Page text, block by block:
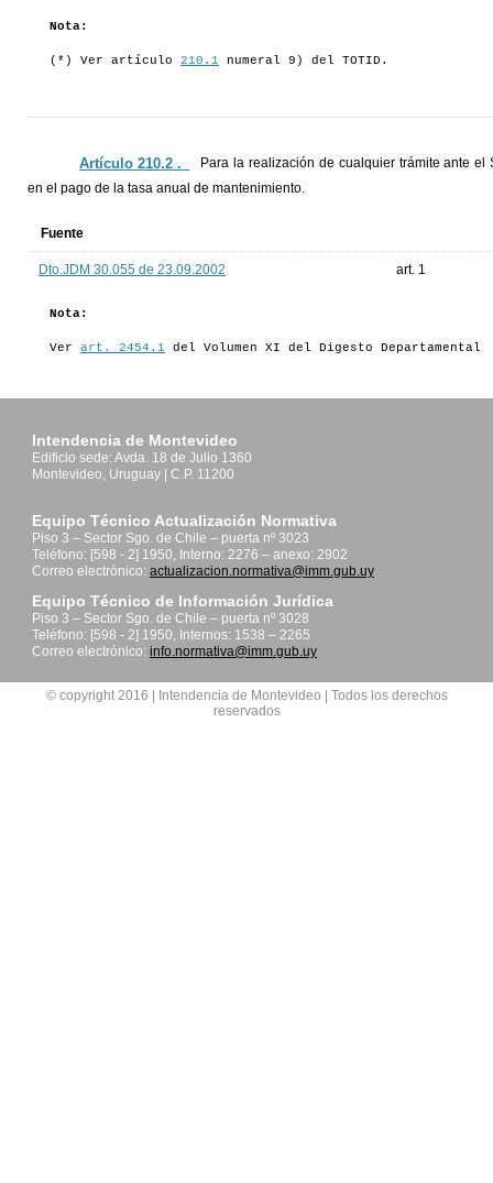
Nota:
(*) Ver artículo 210.1 numeral 9) del TOTID.
Artículo 210.2 ._
Para la realización de cualquier trámite ante
en el pago de la tasa anual de mantenimiento.
Fuente
Dto.JDM 30.055 de 23.09.2002 art. 1
Nota:
Ver art. 2454.1 del Volumen XI del Digesto Departamental
Intendencia de Montevideo
Edificio sede: Avda. 18 de Julio 1360
Montevideo, Uruguay | C.P. 11200
Equipo Técnico Actualización Normativa
Piso 3 – Sector Sgo. de Chile – puerta nº 3023
Teléfono: [598 - 2] 1950, Interno: 2276 – anexo: 2902
Correo electrónico: actualizacion.normativa@imm.gub.uy
Equipo Técnico de Información Jurídica
Piso 3 – Sector Sgo. de Chile – puerta nº 3028
Teléfono: [598 - 2] 1950, Internos: 1538 – 2265
Correo electrónico: info.normativa@imm.gub.uy
© copyright 2016 | Intendencia de Montevideo | Todos los derechos
reservados